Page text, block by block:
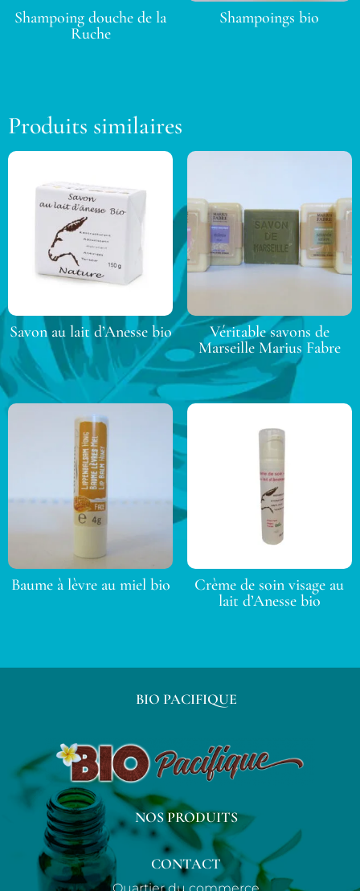
Shampoing douche de la
Ruche
Shampoings bio
Produits similaires
Savon au lait d’Anesse bio
Véritable savons de
Marseille Marius Fabre
Baume à lèvre au miel bio
Crème de soin visage au
lait d’Anesse bio
BIO PACIFIQUE
NOS PRODUITS
CONTACT